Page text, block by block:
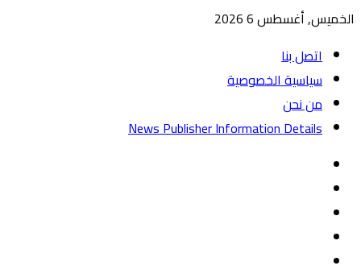
الخميس, أغسطس 6 2026
اتصل بنا
سياسية الخصوصية
من نحن
News Publisher Information Details